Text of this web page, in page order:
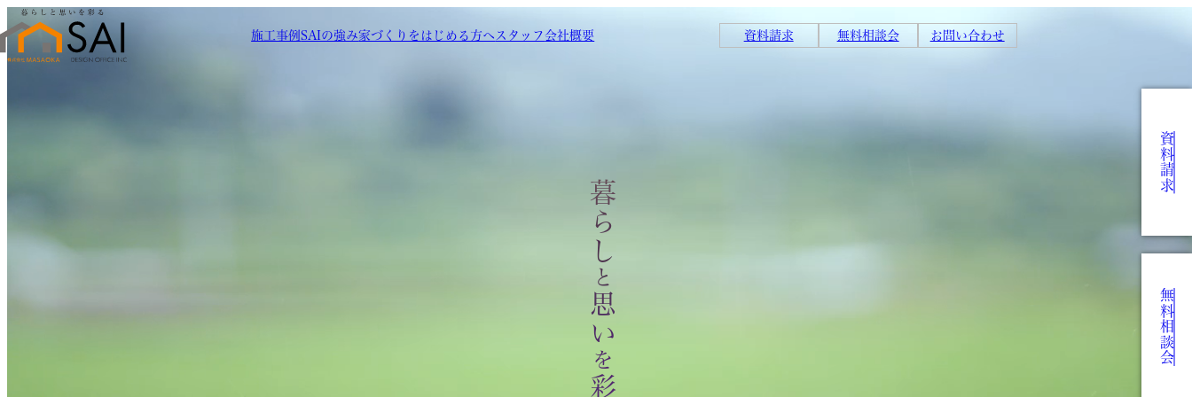
施工事例SAIの強み家づくりをはじめる方へ スタッフ会社概要 資料請求 無料相談会 お問い合わせ
暮らし
と
思い
を
資料請求
無料相談会